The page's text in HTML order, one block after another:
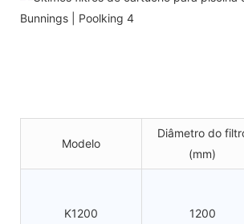
Modelo
Diâmetro do
(mm)
K1200 1200